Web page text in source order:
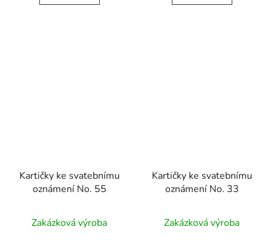
Kartičky ke svatebnímu
oznámení No. 55
Zakázková výroba
Kartičky ke svatebnímu
oznámení No. 33
Zakázková výroba